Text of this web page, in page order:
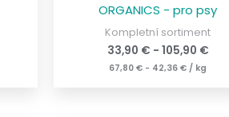
ORGANICS - pro psy
Kompletní sortiment
33,90 € - 105,90 €
67,80€ - 42,36€ / kg